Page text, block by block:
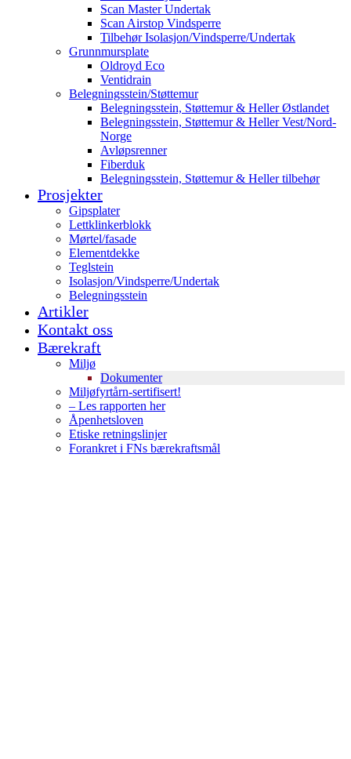
Scan Master Undertak
Scan Airstop Vindsperre
Tilbehør Isolasjon/Vindsperre/Undertak
Grunnmursplate
Oldroyd Eco
Ventidrain
Belegningsstein/Støttemur
Belegningsstein, Støttemur & Heller Østlandet
Belegningsstein, Støttemur & Heller Vest/Nord-
Norge
Avløpsrenner
Fiberduk
Belegningsstein, Støttemur & Heller tilbehør
Prosjekter
Gipsplater
Lettklinkerblokk
Mørtel/fasade
Elementdekke
Teglstein
Isolasjon/Vindsperre/Undertak
Belegningsstein
Artikler
Kontakt oss
Bærekraft
Miljø
Dokumenter
Miljøfyrtårn-sertifisert!
– Les rapporten her
Åpenhetsloven
Etiske retningslinjer
Forankret i FNs bærekraftsmål